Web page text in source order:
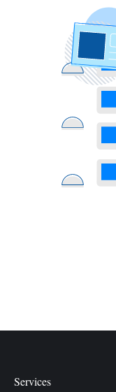
Services